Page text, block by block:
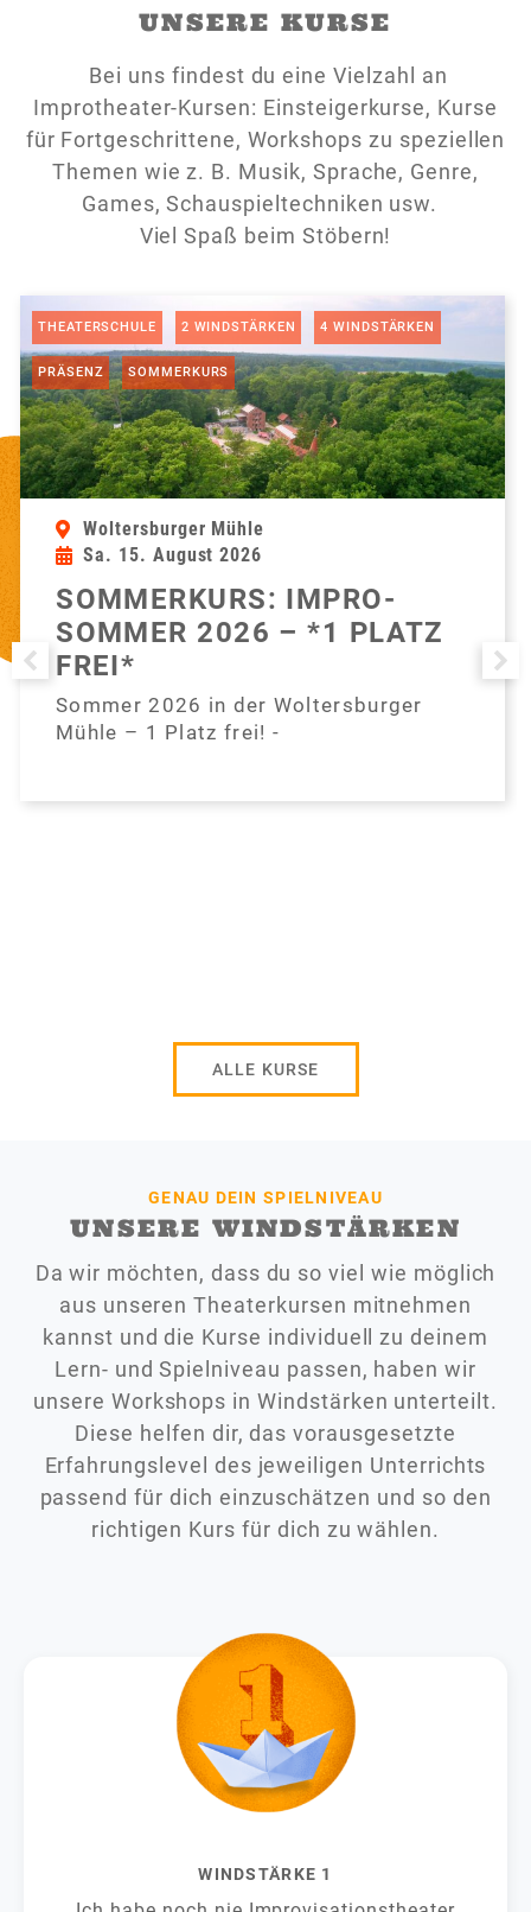
UNSERE KURSE
Bei uns findest du eine Vielzahl an
Improtheater-Kursen: Einsteigerkurse, Kurse
für Fortgeschrittene, Workshops zu speziellen
Themen wie z. B. Musik, Sprache, Genre,
Games, Schauspieltechniken usw.
Viel Spaß beim Stöbern!
THEATERSCHULE 2 WINDSTÄRKEN 4 WINDSTÄRKEN
PRÄSENZ , SOMMERKURS
Woltersburger Mühle
Sa. 15. August 2026
SOMMERKURS: IMPRO-
SOMMER 2026 – *1 PLATZ
FREI*
Sommer 2026 in der Woltersburger
Mühle – 1 Platz frei! -
ALLE KURSE
GENAU DEIN SPIELNIVEAU
UNSERE WINDSTÄRKEN
Da wir möchten, dass du so viel wie möglich
aus unseren Theaterkursen mitnehmen
kannst und die Kurse individuell zu deinem
Lern- und Spielniveau passen, haben wir
unsere Workshops in Windstärken unterteilt.
Diese helfen dir, das vorausgesetzte
Erfahrungslevel des jeweiligen Unterrichts
passend für dich einzuschätzen und so den
richtigen Kurs für dich zu wählen.
WINDSTÄRKE 1